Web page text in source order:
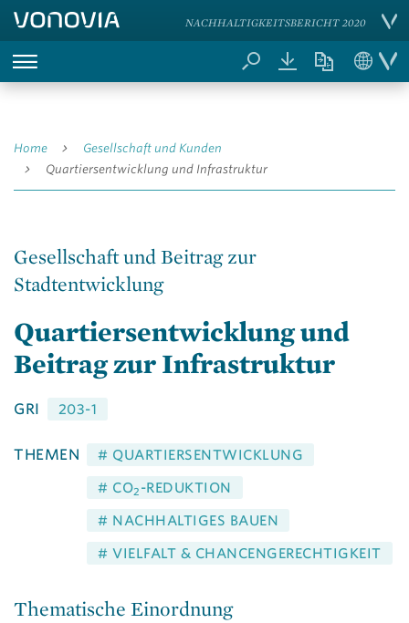
NACHHALTIGKEITSBERICHT 2020
Home
Gesellschaft und Kunden
Quartiersentwicklung und Infrastruktur
Gesellschaft und Beitrag zur
Stadtentwicklung
Quartiers­entwicklung und
Beitrag zur Infrastruktur
GRI 203-1
THEMEN
# QUARTIERSENTWICKLUNG
# CO2 -REDUKTION
# NACHHALTIGES BAUEN
# VIELFALT & CHANCENGERECHTIGKEIT
Thematische Einordnung